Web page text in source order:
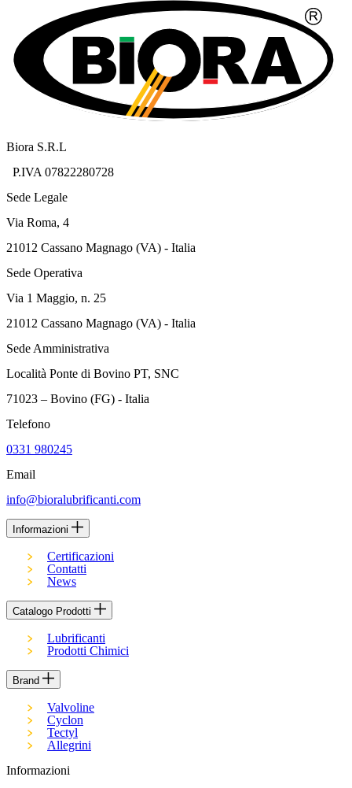
Biora S.R.L
P.IVA 07822280728
Sede Legale
Via Roma, 4
21012 Cassano Magnago (VA) - Italia
Sede Operativa
Via 1 Maggio, n. 25
21012 Cassano Magnago (VA) - Italia
Sede Amministrativa
Località Ponte di Bovino PT, SNC
71023 – Bovino (FG) - Italia
Telefono
0331 980245
Email
info@bioralubrificanti.com
Informazioni
Certificazioni
Contatti
News
Catalogo Prodotti
Lubrificanti
Prodotti Chimici
Brand
Valvoline
Cyclon
Tectyl
Allegrini
Informazioni